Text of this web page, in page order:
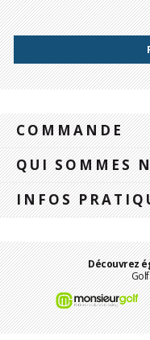
COMMANDE
QUI SOMMES
INFOS
Découvrez
Golf